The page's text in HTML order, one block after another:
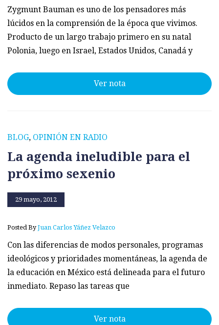
Zygmunt Bauman es uno de los pensadores más
lúcidos en la comprensión de la época que vivimos.
Producto de un largo trabajo primero en su natal
Polonia, luego en Israel, Estados Unidos, Canadá y
Ver nota
BLOG, OPINIÓN EN RADIO
La agenda ineludible para el
próximo sexenio
29 mayo, 2012
Posted ByJuan Carlos Yáñez Velazco
Con las diferencias de modos personales, programas
ideológicos y prioridades momentáneas, la agenda de
la educación en México está delineada para el futuro
inmediato. Repaso las tareas que
Ver nota